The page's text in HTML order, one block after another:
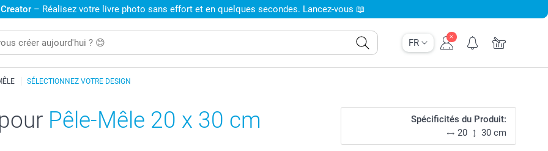
FR
– Réalisez votre livre photo sans effort et en quelques secondes. Lancez-vous 📖
SÉLECTIONNEZ VOTRE DESIGN
Pêle-Mêle 20 x 30 cm
Spécificités du Produit:
20
30 cm